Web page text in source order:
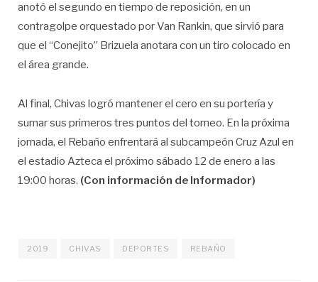
anotó el segundo en tiempo de reposición, en un
contragolpe orquestado por Van Rankin, que sirvió para
que el “Conejito” Brizuela anotara con un tiro colocado en
el área grande.
Al final, Chivas logró mantener el cero en su portería y
sumar sus primeros tres puntos del torneo. En la próxima
jornada, el Rebaño enfrentará al subcampeón Cruz Azul en
el estadio Azteca el próximo sábado 12 de enero a las
19:00 horas. (Con información de Informador)
2019 CHIVAS DEPORTES REBAÑO